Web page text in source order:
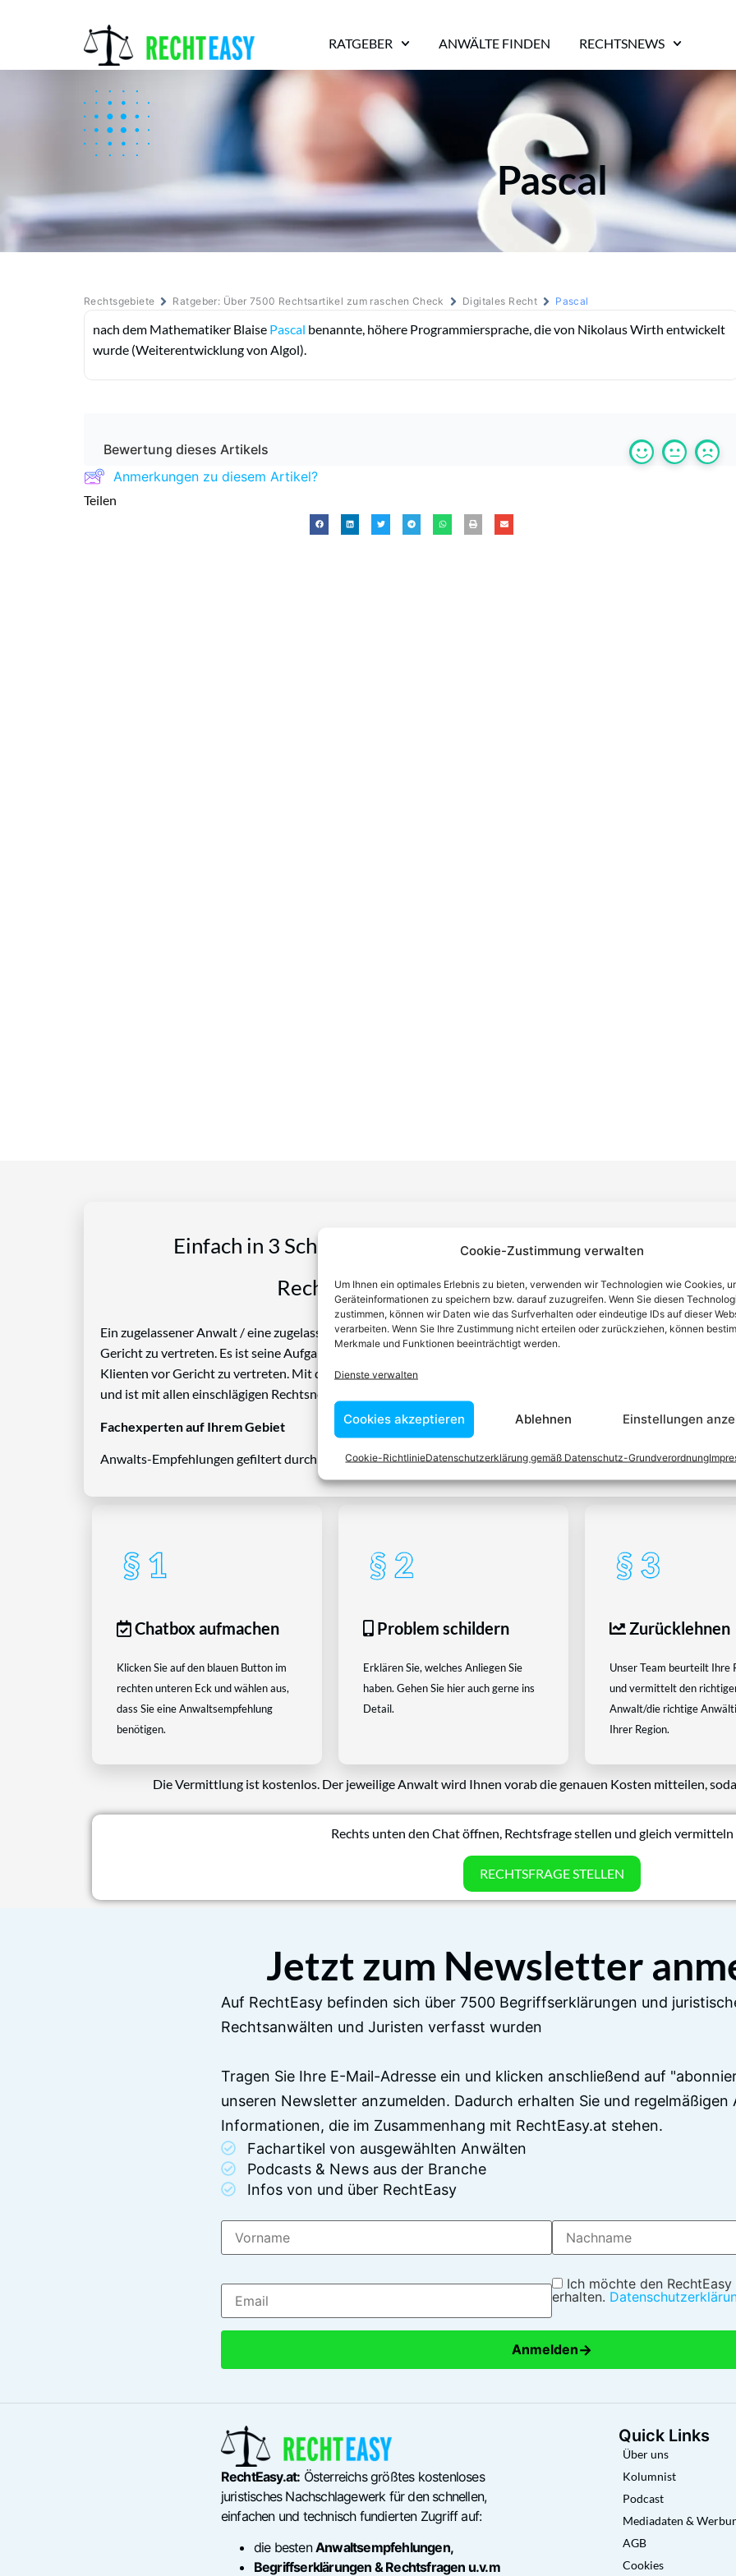
Cookie-Zustimmung verwalten
Um Ihnen ein optimales Erlebnis zu bieten, verwenden wir Technologien wie Cookies,
Geräteinformationen zu speichern bzw. darauf zuzugreifen. Wenn Sie diesen
zustimmen, können wir Daten wie das Surfverhalten oder eindeutige IDs auf dieser
verarbeiten. Wenn Sie Ihre Zustimmung nicht erteilen oder zurückziehen, können
Merkmale und Funktionen beeinträchtigt werden.
Dienste verwalten
Cookies akzeptieren Ablehnen Einstellungen
Cookie-RichtlinieDatenschutzerklärung gemäß Datenschutz-Grundverordnung
RATGEBER ANWÄLTE FINDEN RECHTSNEWS
Pascal
Rechtsgebiete Ratgeber: Über 7500 Rechtsartikel zum raschen Check Digitales Recht Pascal
nach dem Mathematiker Blaise Pascal benannte, höhere Programmiersprache, die von Nikolaus Wirth entwickelt
wurde (Weiterentwicklung von Algol).
Bewertung dieses Artikels
Anmerkungen zu diesem Artikel?
Teilen
Einfach in 3 Schritten einen Anwalt finden, der auf Ihr
Rechtsproblem spezialisiert ist
Ein zugelassener Anwalt / eine zugelassen Anwältin ist dafür da, über Rechtsfragen zu beraten und Klienten vor
Gericht zu vertreten. Es ist seine Aufgabe, Dienstleistungen im Bereich der Rechtsberatung zu erbringen und
Klienten vor Gericht zu vertreten. Mit diesem Wissen kennt er alle relevanten Herausforderungen dieses Systems
und ist mit allen einschlägigen Rechtsnormen vertraut.
Fachexperten auf Ihrem Gebiet
Anwalts-Empfehlungen gefiltert durch das RechtEasy-Team -Best Choice der Anwälte in Österreich
Chatbox aufmachen
Klicken Sie auf den blauen Button im
rechten unteren Eck und wählen aus,
dass Sie eine Anwaltsempfehlung
benötigen.
Problem schildern
Erklären Sie, welches Anliegen Sie
haben. Gehen Sie hier auch gerne ins
Detail.
Zurücklehnen
Unser Team beurteilt Ihre
und vermittelt den
Anwalt/die richtige
Ihrer Region.
Die Vermittlung ist kostenlos. Der jeweilige Anwalt wird Ihnen vorab die genauen Kosten mitteilen,
Rechts unten den Chat öffnen, Rechtsfrage stellen und gleich vermitteln
RECHTSFRAGE STELLEN
Jetzt zum Newsletter
Auf RechtEasy befinden sich über 7500 Begriffserklärungen und
Rechtsanwälten und Juristen verfasst wurden
Tragen Sie Ihre E-Mail-Adresse ein und klicken anschließend auf
unseren Newsletter anzumelden. Dadurch erhalten Sie und regelmäßigen
Informationen, die im Zusammenhang mit RechtEasy.at stehen.
Fachartikel von ausgewählten Anwälten
Podcasts & News aus der Branche
Infos von und über RechtEasy
Ich möchte den
erhalten.
Anmelden→
RechtEasy.at: Österreichs größtes kostenloses
juristisches Nachschlagewerk für den schnellen,
einfachen und technisch fundierten Zugriff auf:
die bestenAnwaltsempfehlungen,
Begriffserklärungen & Rechtsfragen u.v.m
Quick Links
Über uns
Kolumnist
Podcast
Mediadaten &
AGB
Cookies
Alle Anwälte